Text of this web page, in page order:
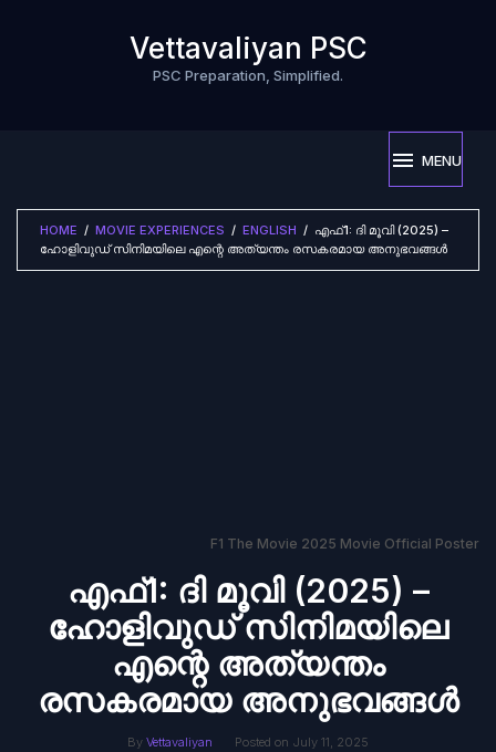
Vettavaliyan PSC
PSC Preparation, Simplified.
MENU
HOME / MOVIE EXPERIENCES / ENGLISH / എഫ്1: ദി മൂവി (2025) –
ഹോളിവുഡ് സിനിമയിലെ എന്റെ അത്യന്തം രസകരമായ അനുഭവങ്ങൾ
F1 The Movie 2025 Movie Official Poster
എഫ്1: ദി മൂവി (2025) –
ഹോളിവുഡ് സിനിമയിലെ
എന്റെ അത്യന്തം
രസകരമായ അനുഭവങ്ങൾ
By Vettavaliyan Posted on July 11, 2025